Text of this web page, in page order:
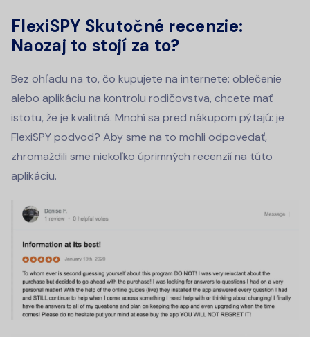
FlexiSPY Skutočné recenzie:
Naozaj to stojí za to?
Bez ohľadu na to, čo kupujete na internete: oblečenie
alebo aplikáciu na kontrolu rodičovstva, chcete mať
istotu, že je kvalitná. Mnohí sa pred nákupom pýtajú: je
FlexiSPY podvod? Aby sme na to mohli odpovedať,
zhromaždili sme niekoľko úprimných recenzií na túto
aplikáciu.